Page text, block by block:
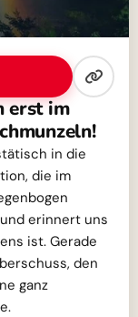
erst im
in die
die im
erinnert uns
ist. Gerade
den
ganz